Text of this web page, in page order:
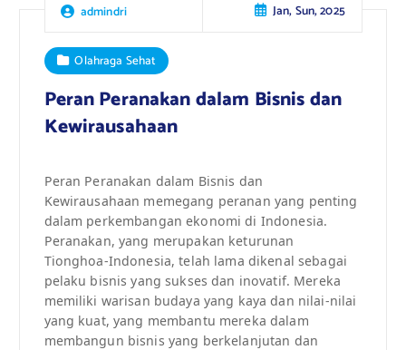
admindri Jan, Sun, 2025
Olahraga Sehat
Peran Peranakan dalam Bisnis dan
Kewirausahaan
Peran Peranakan dalam Bisnis dan
Kewirausahaan memegang peranan yang penting
dalam perkembangan ekonomi di Indonesia.
Peranakan, yang merupakan keturunan
Tionghoa-Indonesia, telah lama dikenal sebagai
pelaku bisnis yang sukses dan inovatif. Mereka
memiliki warisan budaya yang kaya dan nilai-nilai
yang kuat, yang membantu mereka dalam
membangun bisnis yang berkelanjutan dan